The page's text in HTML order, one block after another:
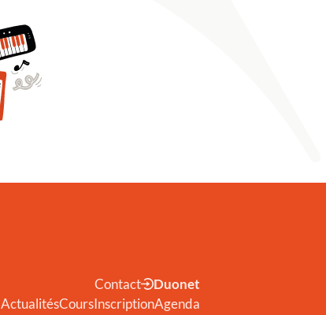
Contact
Duonet
ActualitésCoursInscriptionAgenda